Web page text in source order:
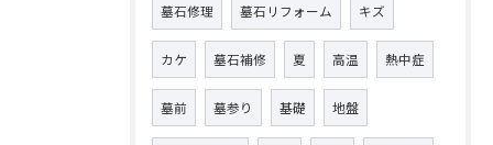
墓石修理 墓石リフォーム キズ
カケ 墓石補修 夏 高温 熱中症
墓前 墓参り 基礎 地盤